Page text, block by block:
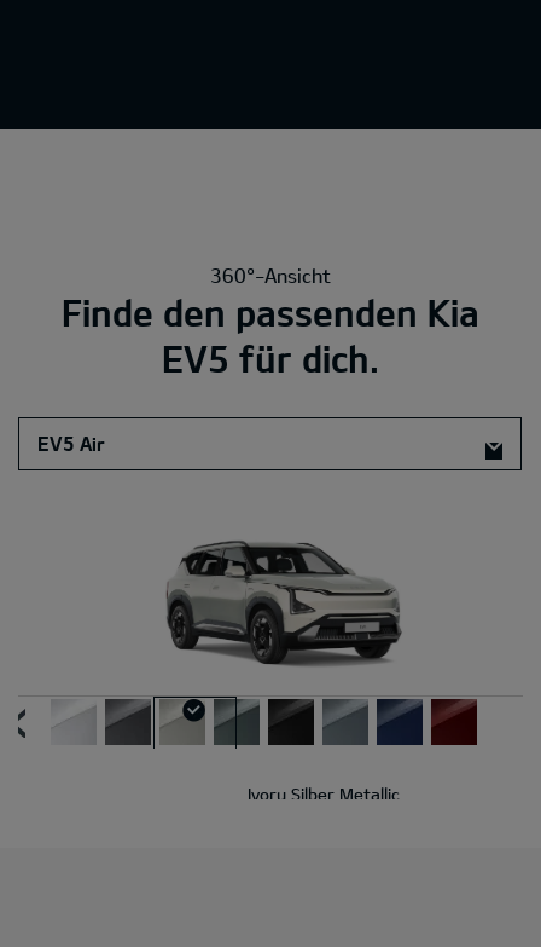
360°-Ansicht
Finde den passenden Kia
EV5 für dich.
EV5 Air
Ivory Silber Metallic